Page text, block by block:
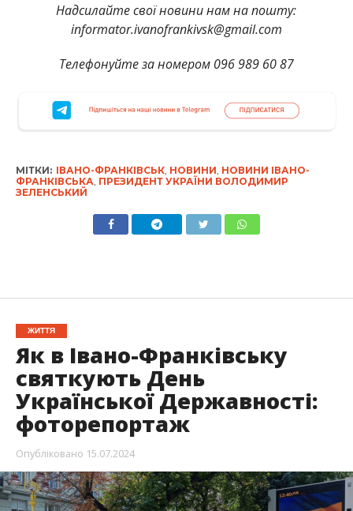
Надсилайте свої новини нам на пошту:
informator.ivanofrankivsk@gmail.com
Телефонуйте за номером 096 989 60 87
МІТКИ: ІВАНО-ФРАНКІВСЬК, НОВИНИ, НОВИНИ ІВАНО-
ФРАНКІВСЬКА, ПРЕЗИДЕНТ УКРАЇНИ ВОЛОДИМИР
ЗЕЛЕНСЬКИЙ
ЖИТТЯ
Як в Івано-Франківську
святкують День
Української Державності:
фоторепортаж
Опубліковано 15.07.2024